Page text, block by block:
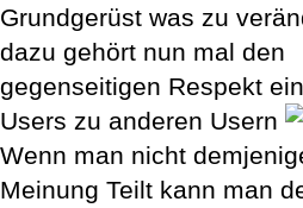
Grundgerüst was zu
dazu gehört nun mal den
gegenseitigen Respekt
Users zu anderen Usern
Wenn man nicht
Meinung Teilt kann man